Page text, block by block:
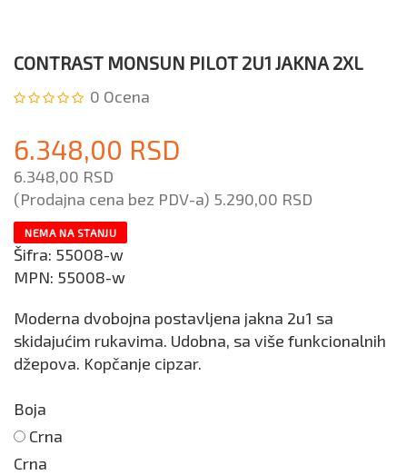
CONTRAST MONSUN PILOT 2U1 JAKNA 2XL
0 Ocena
6.348,00 RSD
6.348,00 RSD
(Prodajna cena bez PDV-a) 5.290,00 RSD
NEMA NA STANJU
Šifra: 55008-w
MPN: 55008-w
Moderna dvobojna postavljena jakna 2u1 sa
skidajućim rukavima. Udobna, sa više funkcionalnih
džepova. Kopčanje cipzar.
Boja
Crna
Crna